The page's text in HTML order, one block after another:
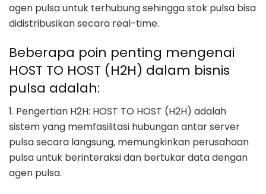
agen pulsa untuk terhubung sehingga stok pulsa bisa
didistribusikan secara real-time.
Beberapa poin penting mengenai
HOST TO HOST (H2H) dalam bisnis
pulsa adalah:
1. Pengertian H2H: HOST TO HOST (H2H) adalah
sistem yang memfasilitasi hubungan antar server
pulsa secara langsung, memungkinkan perusahaan
pulsa untuk berinteraksi dan bertukar data dengan
agen pulsa.